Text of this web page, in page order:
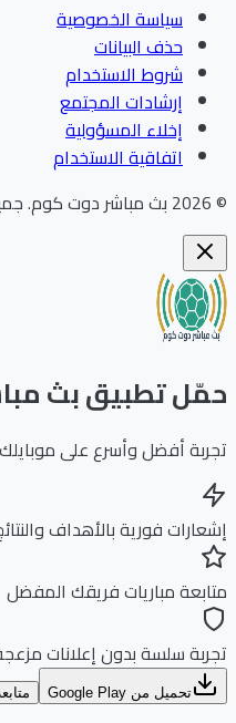
سياسة الخصوصية
حذف البيانات
شروط الاستخدام
إرشادات المجتمع
إخلاء المسؤولية
اتفاقية الاستخدام
بث مباشر دوت كوم.جميع
تطبيق بث
أفضل وأسرع على موبايلك
فورية بالأهداف والنتائج
مباريات فريقك المفضل
سلسة بدون إعلانات مزعجة
تحميل من Google Play متابعة